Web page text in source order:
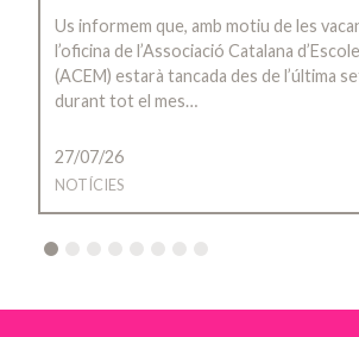
Us informem que, amb motiu de les
l’oficina de l’Associació Catalana
(ACEM) estarà tancada des de l’última
durant tot el mes…
27/07/26
NOTÍCIES
4 5 6 7 8